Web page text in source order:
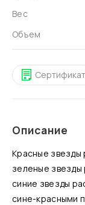
Вес
Объем
Сертификат
Описание
Красные звезды
зеленые звезды
синие звезды
сине-красными